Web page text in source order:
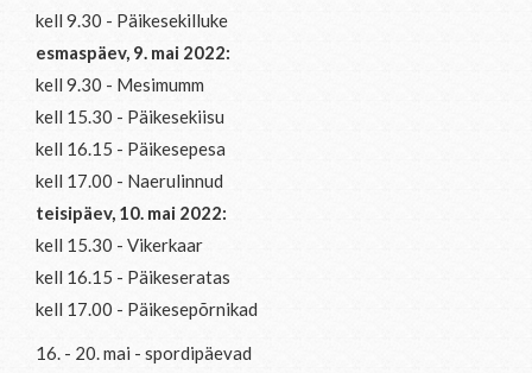
kell 9.30 - Päikesekilluke
esmaspäev, 9. mai 2022:
kell 9.30 - Mesimumm
kell 15.30 - Päikesekiisu
kell 16.15 - Päikesepesa
kell 17.00 - Naerulinnud
teisipäev, 10. mai 2022:
kell 15.30 - Vikerkaar
kell 16.15 - Päikeseratas
kell 17.00 - Päikesepõrnikad
16. - 20. mai - spordipäevad